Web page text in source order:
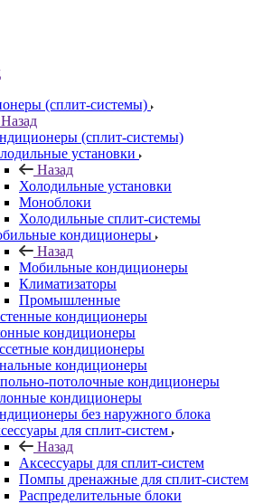
(сплит-системы)
Назад
(сплит-системы)
установки
Назад
Холодильные установки
Моноблоки
Холодильные сплит-системы
кондиционеры
Назад
Мобильные кондиционеры
Климатизаторы
Промышленные
кондиционеры
кондиционеры
кондиционеры
кондиционеры
потолочные кондиционеры
кондиционеры
без наружного блока
для сплит-систем
Назад
Аксессуары для сплит-систем
Помпы дренажные для сплит-систем
Распределительные блоки